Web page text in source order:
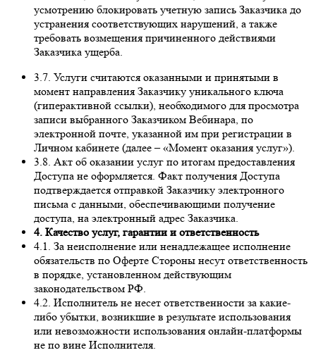
усмотрению блокировать учетную запись Заказчика до
устранения соответствующих нарушений, а также
требовать возмещения причиненного действиями
Заказчика ущерба.
3.7. Услуги считаются оказанными и принятыми в
момент направления Заказчику уникального ключа
(гиперактивной ссылки), необходимого для просмотра
записи выбранного Заказчиком Вебинара, по
электронной почте, указанной им при регистрации в
Личном кабинете (далее – «Момент оказания услуг»).
3.8. Акт об оказании услуг по итогам предоставления
Доступа не оформляется. Факт получения Доступа
подтверждается отправкой Заказчику электронного
письма с данными, обеспечивающими получение
доступа, на электронный адрес Заказчика.
4. Качество услуг, гарантии и ответственность
4.1. За неисполнение или ненадлежащее исполнение
обязательств по Оферте Стороны несут ответственность
в порядке, установленном действующим
законодательством РФ.
4.2. Исполнитель не несет ответственности за какие-
либо убытки, возникшие в результате использования
или невозможности использования онлайн-платформы
не по вине Исполнителя.